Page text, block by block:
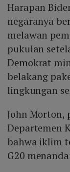
Harapan
negaranya
melawan
pukulan
Demokrat
belakang
lingkungan
John
Departemen
bahwa iklim
G20